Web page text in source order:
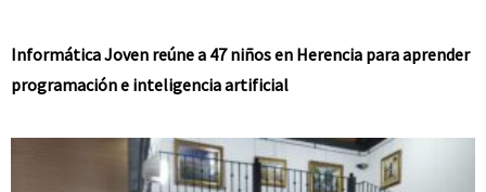
Informática Joven reúne a 47 niños en Herencia para aprender
programación e inteligencia artificial